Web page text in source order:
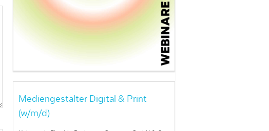
Mediengestalter Digital & Print
(w/m/d)